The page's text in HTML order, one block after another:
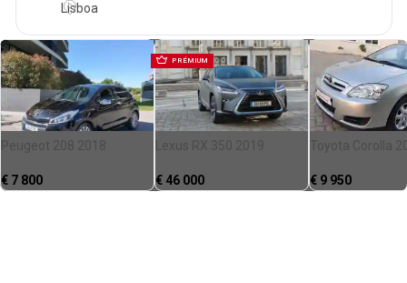
Lisboa
Peugeot 208 2018
€ 7 800
PRÉMIUM
Lexus RX 350 2019
€ 46 000
Toyota Corolla
€ 9 950